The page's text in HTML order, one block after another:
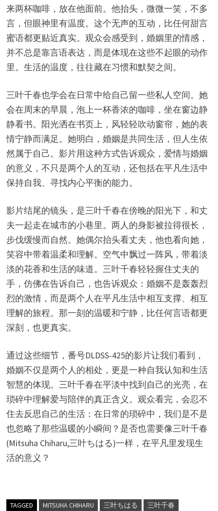
来两杯咖啡，放在他面前。他抬头，微微一笑，不多
言，但眼神里有温度。这个无声的互动，比任何甜言
蜜语都更贴近真实。观众会感受到，婚姻里的情感，
并不总是靠言语表达，而是体现在这些不起眼的动作
里。生活的温度，往往藏在习惯和默契之间。
三叶千春也学会在日常中给自己留一些私人空间。她
会在周末的早晨，泡上一杯香浓的咖啡，坐在窗边静
静看书。阳光洒在书页上，风轻轻吹动窗帘，她的表
情宁静而满足。她明白，婚姻是共同生活，但人生依
然属于自己。影片用这种方式告诉观众，爱情与婚姻
的意义，不只是两个人的互动，还包括在平凡生活中
保持自我、寻找内心平衡的能力。
影片结尾的镜头，是三叶千春在傍晚的阳光下，和丈
夫一起走在城市的小巷里。两人的身影被拉得很长，
步伐缓慢而自然。她偶尔抬头看丈夫，他也看向她，
笑容中带着温柔和理解。空气中飘过一阵风，带着淡
淡的花香和生活的味道。三叶千春轻轻握住丈夫的
手，仿佛在告诉自己，也告诉观众：婚姻不是轰轰烈
烈的激情，而是两个人在平凡生活中相互支撑、相互
理解的旅程。那一刻的温暖和宁静，比任何言语都更
深刻，也更真实。
通过这些细节，番号DLDSS-425的影片让我们看到，
婚姻不仅是两个人的相处，更是一种自我认知和生活
智慧的体现。三叶千春在平淡中找到自己的光亮，在
琐碎中理解爱与陪伴的真正含义。观众看完，会忍不
住去反思自己的生活：在日常的琐碎中，我们是不是
也忽略了那些温暖的小瞬间？是否也需要像三叶千春
(Mitsuha Chiharu,三叶ちはる)一样，在平凡里发现生
活的意义？
TAGGED MITSUHA CHIHARU 三叶ちはる 三叶千春